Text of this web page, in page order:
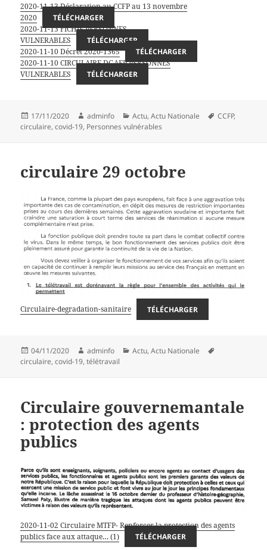
2020-11-13 Déclaration au CCFP au 13 novembre
2020
TÉLÉCHARGER
2020-11-13 FICHIE PERSONNES
VULNERABLES
TÉLÉCHARGER
2020-11-10 Décret 2020-1365
TÉLÉCHARGER
2020-11-10 CIRCULAIRE DGAFP PERSONNES
VULNERABLES
TÉLÉCHARGER
Publié
le
17/11/2020 Auteur
adminfo Catégories
Actu,Actu Nationale
Mots-
CCFP,
circulaire,covid-19, Personnes vulnérables
circulaire 29 octobre
Circulaire-degradation-sanitaire TÉLÉCHARGER
Publié
le
04/11/2020 Auteur
adminfo Catégories
Actu,Actu Nationale
circulaire,covid-19,télétravail
Circulaire gouvernemantale
: protection des agents
publics
2020-11-02 Circulaire MTFP- Renforcer la protection des agents
publics face aux attaque… (1)
TÉLÉCHARGER